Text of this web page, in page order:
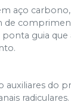
aço
de
ponta guia que
auxiliares do
radiculares.